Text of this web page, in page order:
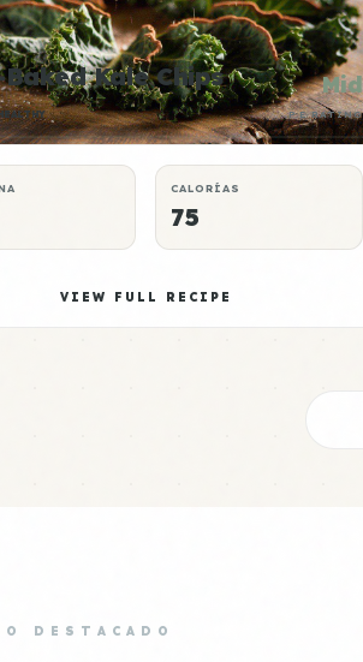
Kale Chips Mid
P:E RATING
CALORÍAS
75
VIEW FULL RECIPE
DESTACADO